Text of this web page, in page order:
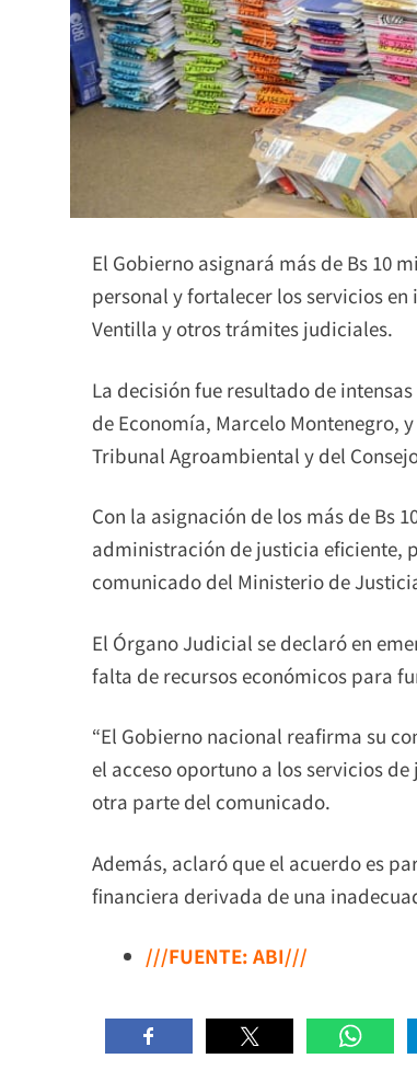
El Gobierno asignará más de Bs 10
personal y fortalecer los servicios en
Ventilla y otros trámites judiciales.
La decisión fue resultado de
de Economía, Marcelo Montenegro,
Tribunal Agroambiental y del
Con la asignación de los más de Bs
administración de justicia eficiente,
comunicado del Ministerio de
El Órgano Judicial se declaró en
falta de recursos económicos para
“El Gobierno nacional reafirma su
el acceso oportuno a los servicios
otra parte del comunicado.
Además, aclaró que el acuerdo es
financiera derivada de una
///FUENTE: ABI///